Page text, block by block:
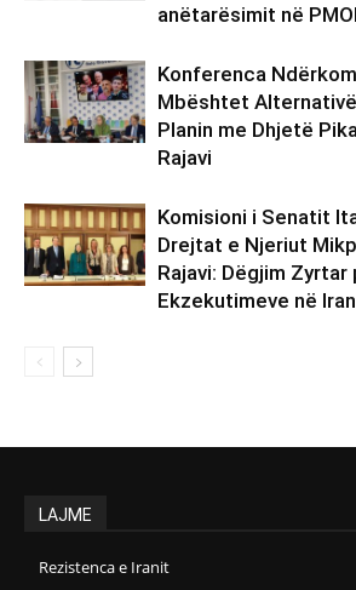
anëtarësimit në PMOI
Konferenca
Mbështet
Planin me Dhjetë
Rajavi
Komisioni i Senatit
Drejtat e Njeriut
Rajavi: Dëgjim Zyrtar
Ekzekutimeve në Iran
LAJME
Rezistenca e Iranit